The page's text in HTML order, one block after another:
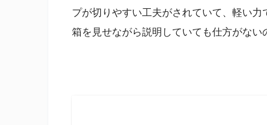
プが切りやすい工夫がされていて、軽い
箱を見せながら説明していても仕方がない